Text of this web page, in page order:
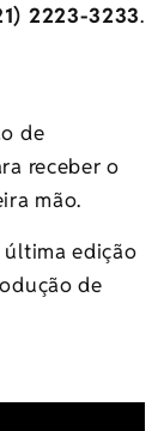
2223-3233.
de
receber o
mão.
última edição
de